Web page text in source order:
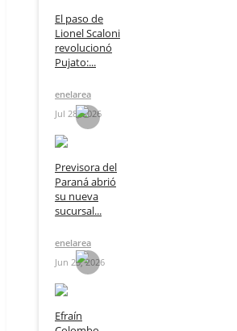
El paso de
Lionel Scaloni
revolucionó
Pujato:...
enelarea
Jul 28, 2026
Previsora del
Paraná abrió
su nueva
sucursal...
enelarea
Jun 23, 2026
Efraín